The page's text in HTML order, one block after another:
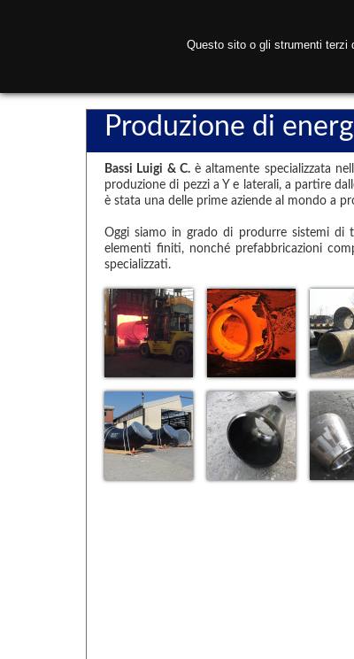
Produzione di
Bassi Luigi & C.è altamente specializzata
produzione di pezzi a Y e laterali, a partire
è stata una delle prime aziende al mondo a
Oggi siamo in grado di produrre sistemi di
elementi finiti, nonché prefabbricazioni
specializzati.
Questo sito o gli strumenti terzi